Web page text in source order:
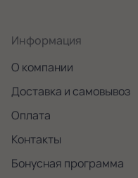
Информация
О компании
Доставка и самовывоз
Оплата
Контакты
Бонусная программа